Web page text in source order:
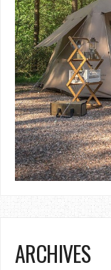
ARCHIVES